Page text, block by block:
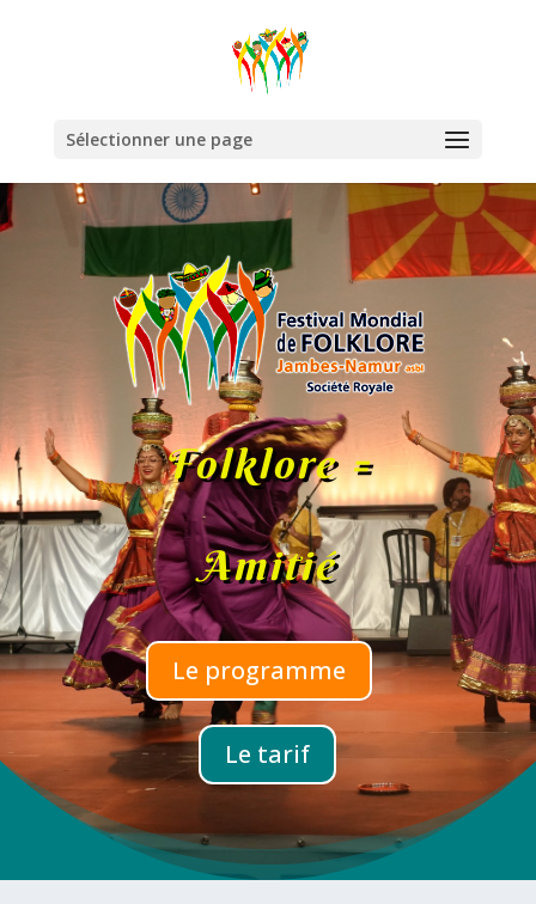
Sélectionner une page
Folklore =
Amitié
Le programme
Le tarif